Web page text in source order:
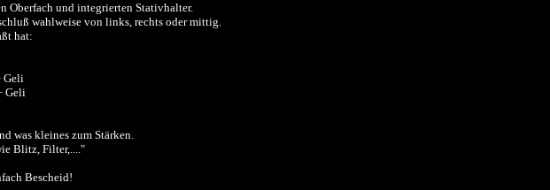
Oberfach und integrierten Stativhalter.
wahlweise von links, rechts oder mittig.
hat:
Geli
Geli
was kleines zum Stärken.
Blitz, Filter,...."
Bescheid!